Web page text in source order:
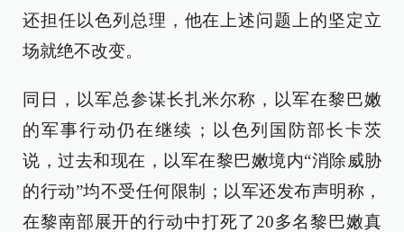
还担任以色列总理，他在上述问题上的坚定立
场就绝不改变。
同日，以军总参谋长扎米尔称，以军在黎巴嫩
的军事行动仍在继续；以色列国防部长卡茨
说，过去和现在，以军在黎巴嫩境内“消除威胁
的行动”均不受任何限制；以军还发布声明称，
在黎南部展开的行动中打死了20多名黎巴嫩真